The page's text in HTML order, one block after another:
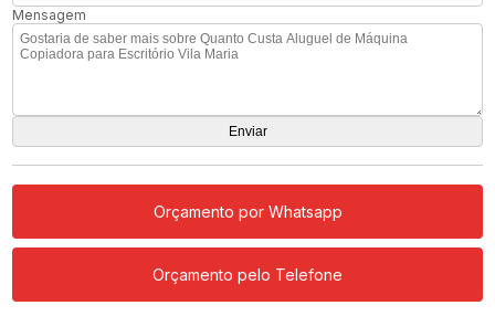
Mensagem
Orçamento por Whatsapp
Orçamento pelo Telefone